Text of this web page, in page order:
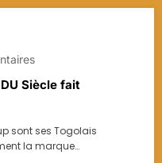
DU Siècle fait
sont ses Togolais
la marque…